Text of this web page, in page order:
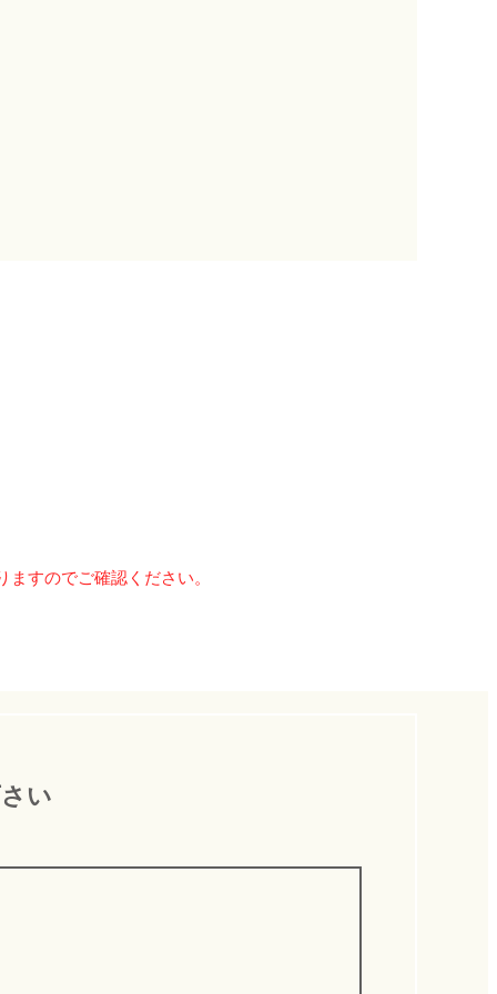
すのでご確認ください。
い